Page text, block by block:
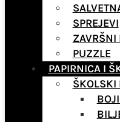
SPREJEVI
ZAVRŠNI
PUZZLE
PAPIRNICA I
ŠKOLSKI